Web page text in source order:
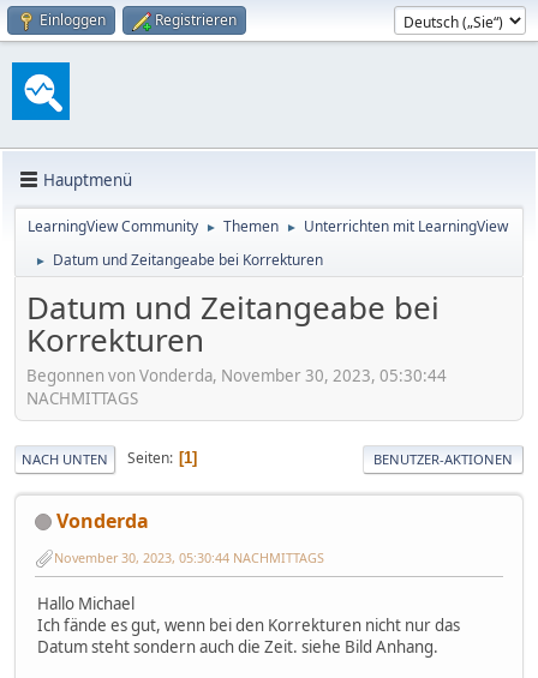
Einloggen Registrieren
Hauptmenü
LearningView Community ► Themen ► Unterrichten mit LearningView
► Datum und Zeitangeabe bei Korrekturen
Datum und Zeitangeabe bei
Korrekturen
Begonnen von Vonderda, November 30, 2023, 05:30:44
NACHMITTAGS
NACH UNTEN Seiten 1 BENUTZER-AKTIONEN
Vonderda
November 30, 2023, 05:30:44 NACHMITTAGS
Hallo Michael
Ich fände es gut, wenn bei den Korrekturen nicht nur das
Datum steht sondern auch die Zeit. siehe Bild Anhang.